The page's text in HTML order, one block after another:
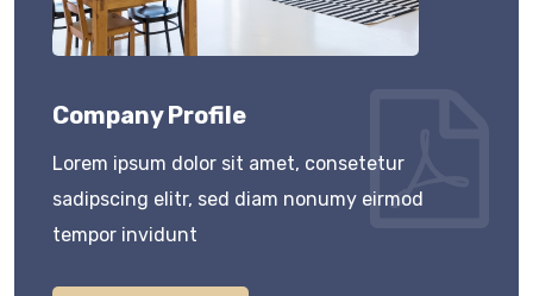
Company Profile
Lorem ipsum dolor sit amet, consetetur
sadipscing elitr, sed diam nonumy eirmod
tempor invidunt